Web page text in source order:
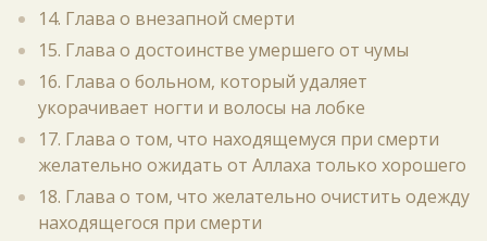
14. Глава о внезапной смерти
15. Глава о достоинстве умершего от чумы
16. Глава о больном, который удаляет
укорачивает ногти и волосы на лобке
17. Глава о том, что находящемуся при смерти
желательно ожидать от Аллаха только хорошего
18. Глава о том, что желательно очистить одежду
находящегося при смерти